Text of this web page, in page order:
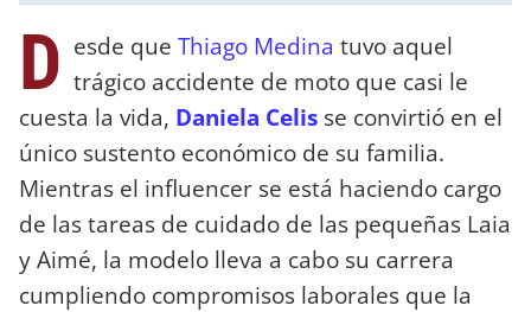
D esde que Thiago Medina tuvo aquel
trágico accidente de moto que casi le
cuesta la vida, Daniela Celis se convirtió en el
único sustento económico de su familia.
Mientras el influencer se está haciendo cargo
de las tareas de cuidado de las pequeñas Laia
y Aimé, la modelo lleva a cabo su carrera
cumpliendo compromisos laborales que la